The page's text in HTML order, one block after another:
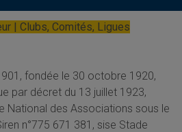
| Clubs, Comités, Ligues
fondée le 30 octobre 1920,
par décret du 13 juillet 1923,
National des Associations sous le
n°775 671 381, sise Stade